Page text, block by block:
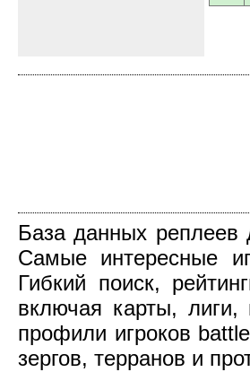
База данных реплеев
Самые интересные
Гибкий поиск,
включая карты, лиги,
профили игроков
зергов, терранов и